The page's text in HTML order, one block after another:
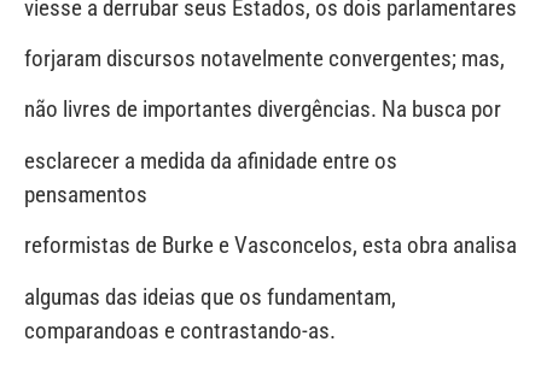
viesse a derrubar seus Estados, os dois parlamentares
forjaram discursos notavelmente convergentes; mas,
não livres de importantes divergências. Na busca por
esclarecer a medida da afinidade entre os
pensamentos
reformistas de Burke e Vasconcelos, esta obra analisa
algumas das ideias que os fundamentam,
comparandoas e contrastando-as.